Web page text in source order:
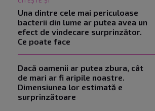
Una dintre cele mai periculoase
bacterii din lume ar putea avea un
efect de vindecare surprinzător.
Ce poate face
Dacă oamenii ar putea zbura, cât
de mari ar fi aripile noastre.
Dimensiunea lor estimată e
surprinzătoare